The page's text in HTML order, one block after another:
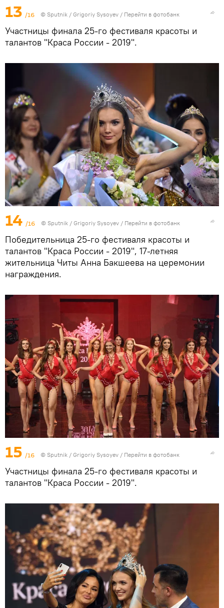
13 /16 © Sputnik / Grigoriy Sysoyev / Перейти в фотобанк
Участницы финала 25-го фестиваля красоты и
талантов "Краса России - 2019".
14 /16 © Sputnik / Grigoriy Sysoyev / Перейти в фотобанк
Победительница 25-го фестиваля красоты и
талантов "Краса России - 2019", 17-летняя
жительница Читы Анна Бакшеева на церемонии
награждения.
15 /16 © Sputnik / Grigoriy Sysoyev / Перейти в фотобанк
Участницы финала 25-го фестиваля красоты и
талантов "Краса России - 2019".